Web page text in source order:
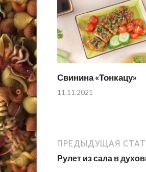
Свинина «Тонкацу»
11.11.2021
ПРЕДЫДУЩАЯ
Рулет из сала в